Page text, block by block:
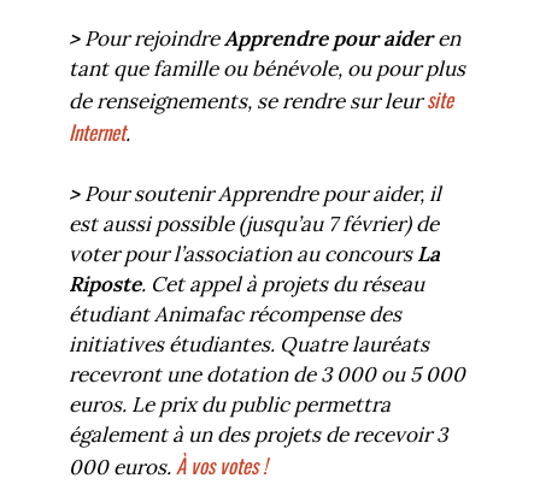
>Pour rejoindreApprendre pour aideren
tant que famille ou bénévole, ou pour plus
de renseignements, se rendre sur leursite
Internet.
>Pour soutenir Apprendre pour aider, il
est aussi possible (jusqu’au 7 février) de
voter pour l’association au concoursLa
Riposte. Cet appel à projets du réseau
étudiant Animafac récompense des
initiatives étudiantes. Quatre lauréats
recevront une dotation de 3 000 ou 5 000
euros. Le prix du public permettra
également à un des projets de recevoir 3
000 euros.À vos votes !